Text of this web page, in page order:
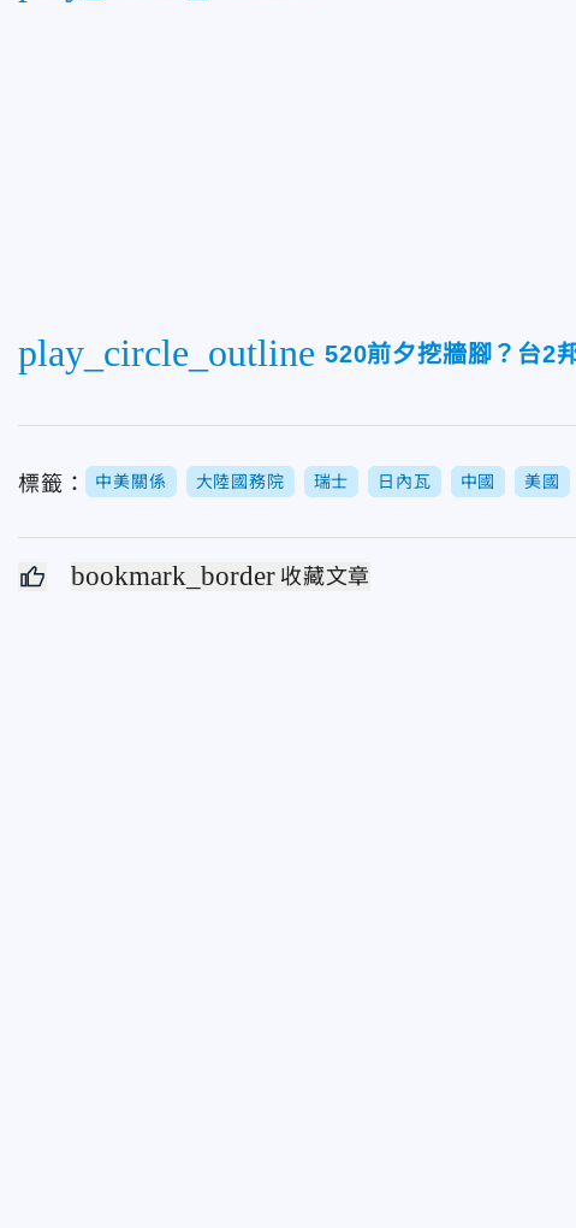
play_circle_outline 520前夕挖牆腳？台2
標籤： 中美關係 大陸國務院 瑞士 日內瓦 中國 美國
bookmark_border 收藏文章